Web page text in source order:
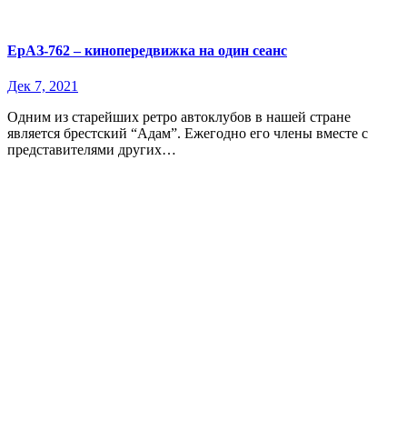
ЕрАЗ-762 – кинопередвижка на один сеанс
Дек 7, 2021
Одним из старейших ретро автоклубов в нашей стране
является брестский “Адам”. Ежегодно его члены вместе с
представителями других…